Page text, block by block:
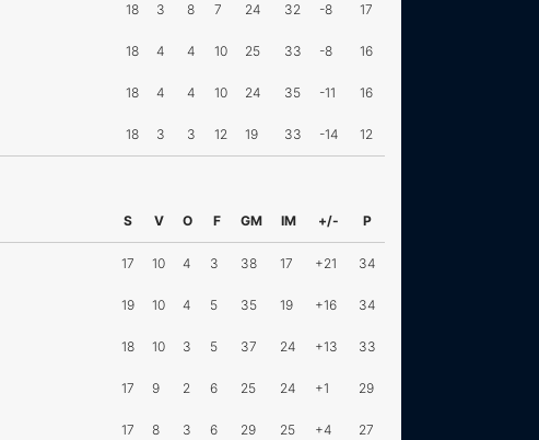
18 3 8 7 24 32 -8 17
18 4 4 10 25 33 -8 16
18 4 4 10 24 35 -11 16
18 3 3 12 19 33 -14 12
S V O F GM IM +/- P
17 10 4 3 38 17 +21 34
19 10 4 5 35 19 +16 34
18 10 3 5 37 24 +13 33
17 9 2 6 25 24 +1 29
17 8 3 6 29 25 +4 27